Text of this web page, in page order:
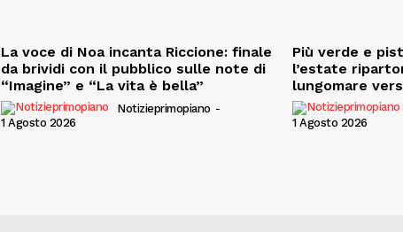
La voce di Noa incanta Riccione: finale
da brividi con il pubblico sulle note di
“Imagine” e “La vita è bella”
Notizieprimopiano -
1 Agosto 2026
Più verde e
l’estate
lungomare
1 Agosto 2026